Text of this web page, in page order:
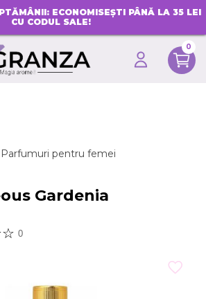
ECONOMISEȘTI PÂNĂ LA 35 LEI
CU CODUL SALE!
0
Parfumuri pentru femei
Gardenia
0